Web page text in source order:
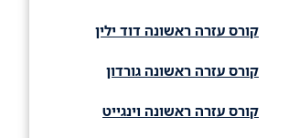
קורס עזרה ראשונה דוד ילין
קורס עזרה ראשונה גורדון
קורס עזרה ראשונה וינגייט